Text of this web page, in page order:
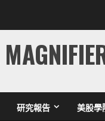
研究報告 美股學